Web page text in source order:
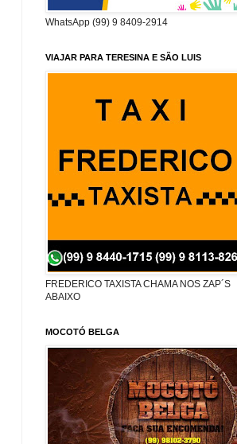
WhatsApp (99) 9 8409-2914
VIAJAR PARA TERESINA E SÃO LUIS
FREDERICO TAXISTA CHAMA NOS ZAP´S
ABAIXO
MOCOTÓ BELGA